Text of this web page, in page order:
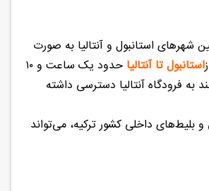
شهرهای استانبول و آنتالیا به صورت
استانبول تا آنتالیا
حدود یک ساعت و ۱۰
فرودگاه آنتالیا دسترسی داشته
و بلیط‌های داخلی کشور ترکیه، می‌تواند